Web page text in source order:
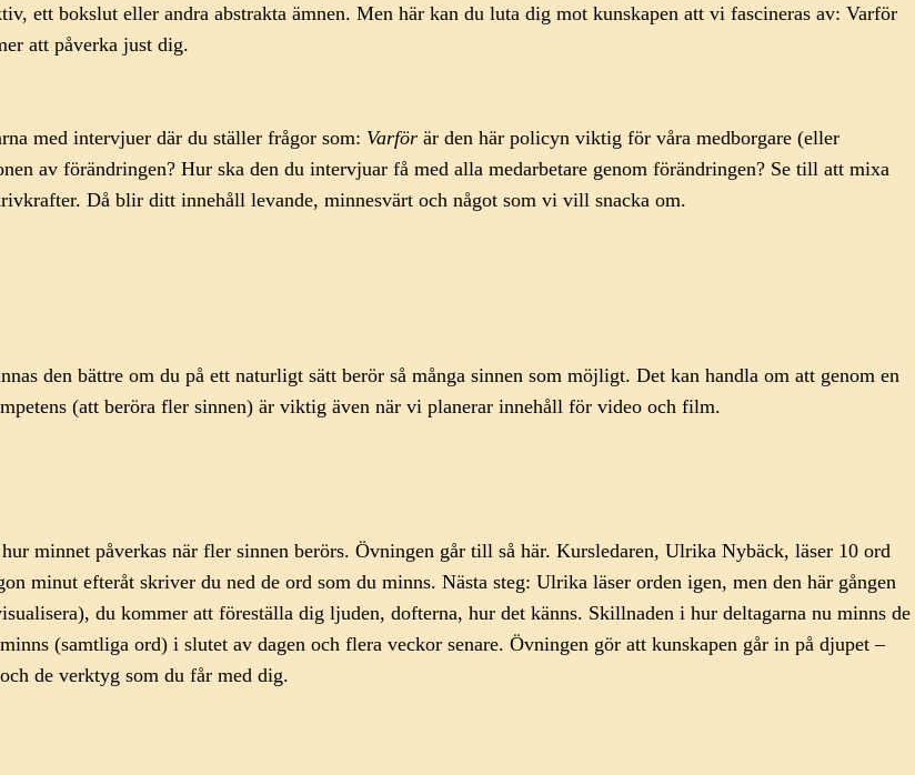
ett bokslut eller andra abstrakta ämnen. Men här kan du luta dig mot kunskapen att vi fascineras av: Varför
att påverka just dig.
med intervjuer där du ställer frågor som: Varför är den här policyn viktig för våra medborgare (eller
av förändringen? Hur ska den du intervjuar få med alla medarbetare genom förändringen? Se till att mixa
Då blir ditt innehåll levande, minnesvärt och något som vi vill snacka om.
den bättre om du på ett naturligt sätt berör så många sinnen som möjligt. Det kan handla om att genom en
(att beröra fler sinnen) är viktig även när vi planerar innehåll för video och film.
minnet påverkas när fler sinnen berörs. Övningen går till så här. Kursledaren, Ulrika Nybäck, läser 10 ord
minut efteråt skriver du ned de ord som du minns. Nästa steg: Ulrika läser orden igen, men den här gången
du kommer att föreställa dig ljuden, dofterna, hur det känns. Skillnaden i hur deltagarna nu minns de
(samtliga ord) i slutet av dagen och flera veckor senare. Övningen gör att kunskapen går in på djupet –
de verktyg som du får med dig.